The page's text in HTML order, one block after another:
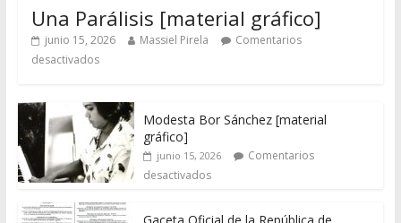
Una Parálisis [material gráfico]
junio 15, 2026 Massiel Pirela
Comentarios
desactivados
Modesta Bor Sánchez [material
gráfico]
junio 15, 2026
Comentarios
desactivados